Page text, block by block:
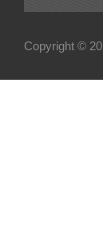
Copyright ©